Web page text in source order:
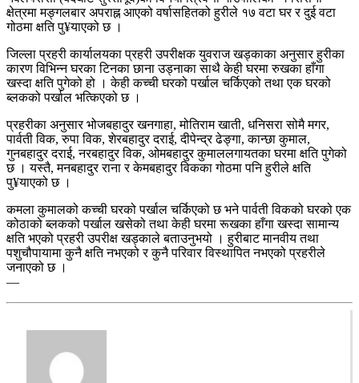
क्षेत्रमा मङ्गलबार अपराह्न आएको वर्षासहितको हुरीले १७ वटा घर र दुई वटा
गोठमा क्षति पु¥याएको छ ।
जिल्ला प्रहरी कार्यालयका प्रहरी उपरीक्षक युवराज खड्काका अनुसार हुरीका
कारण विभिन्न घरका टिनका छाना उड्नाका साथै केही घरमा रुखका हाँगा
खस्दा क्षति पुगेको हो । केही कच्ची घरको पर्खाल चर्किएको तथा एक घरको
ब्लकको पर्खाल भत्किएको छ ।
प्रहरीका अनुसार भोजबहादुर खनगाहा, मोतिराम खाती, धनिसरा सोमै मगर,
पार्वती विक, रुपा विक, शेरबहादुर दराई, दीपेन्द्र ढेङ्गा, कान्छा कुमाल,
गुनबहादुर दराई, नरबहादुर विक, ओमबहादुर कुमाललगायतका घरमा क्षति पुगेको
छ । यस्तै, मनबहादुर राना र केमबहादुर विकका गोठमा पनि हुरीले क्षति
पु¥याएको छ ।
कमला कुमालको कच्ची घरको पर्खाल चर्किएको छ भने पार्वती विकको घरको एक
कोठाको ब्लकको पर्खाल खसेको तथा केही घरमा रूखका हाँगा खस्दा सामान्य
क्षति भएको प्रहरी उपरीक्ष खड्काले बताउनुभयो । हुरीबाट मानवीय तथा
पशुचौपायामा कुनै क्षति नभएको र कुनै परिवार विस्थापित नभएको प्रहरीले
जनाएको छ ।
—